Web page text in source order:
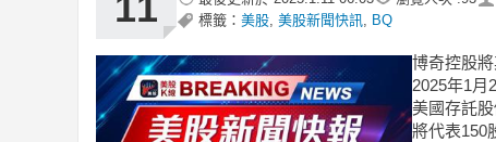
標籤： 美股 美股新聞快訊 BQ
博奇控股
2025年1月
美國存託
將代表150